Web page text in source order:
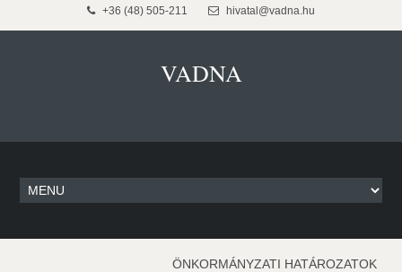
+36 (48) 505-211 hivatal@vadna.hu
VADNA
ÖNKORMÁNYZATI HATÁROZATOK